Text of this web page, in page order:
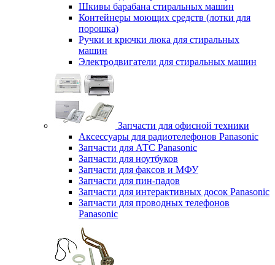
Шкивы барабана стиральных машин
Контейнеры моющих средств (лотки для
порошка)
Ручки и крючки люка для стиральных
машин
Электродвигатели для стиральных машин
Запчасти для офисной техники
Аксессуары для радиотелефонов Panasonic
Запчасти для АТС Panasonic
Запчасти для ноутбуков
Запчасти для факсов и МФУ
Запчасти для пин-падов
Запчасти для интерактивных досок Panasonic
Запчасти для проводных телефонов
Panasonic